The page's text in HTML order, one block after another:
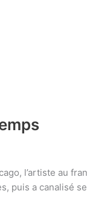
l’artiste au
puis a canalisé